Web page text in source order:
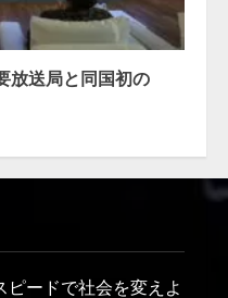
放送局と同国初の
ードで社会を変えよ